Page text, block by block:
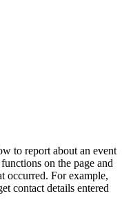
to report about an event
on the page and
occurred. For example,
contact details entered